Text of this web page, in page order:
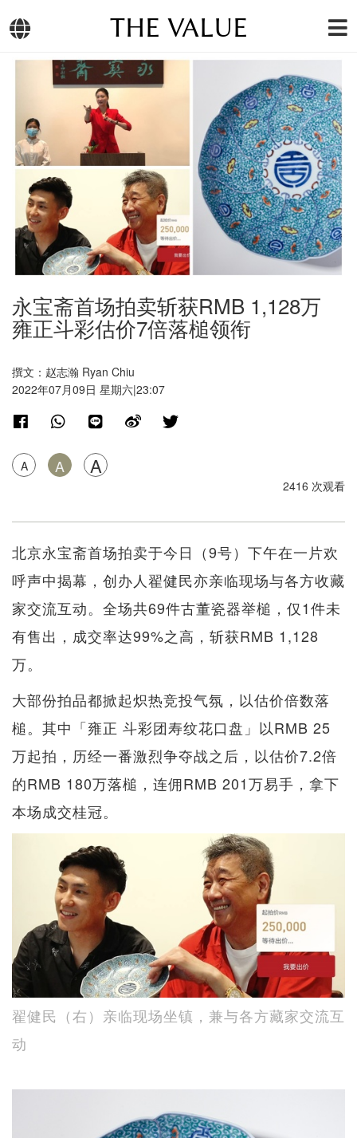
THE VALUE
永宝斋首场拍卖斩获RMB 1,128万
雍正斗彩估价7倍落槌领衔
撰文：赵志瀚 Ryan Chiu
2022年07月09日 星期六|23:07
A A A
2416 次观看
北京永宝斋首场拍卖于今日（9号）下午在一片欢
呼声中揭幕，创办人翟健民亦亲临现场与各方收藏
家交流互动。全场共69件古董瓷器举槌，仅1件未
有售出，成交率达99%之高，斩获RMB 1,128
万。
大部份拍品都掀起炽热竞投气氛，以估价倍数落
槌。其中「雍正 斗彩团寿纹花口盘」以RMB 25
万起拍，历经一番激烈争夺战之后，以估价7.2倍
的RMB 180万落槌，连佣RMB 201万易手，拿下
本场成交桂冠。
翟健民（右）亲临现场坐镇，兼与各方藏家交流互
动